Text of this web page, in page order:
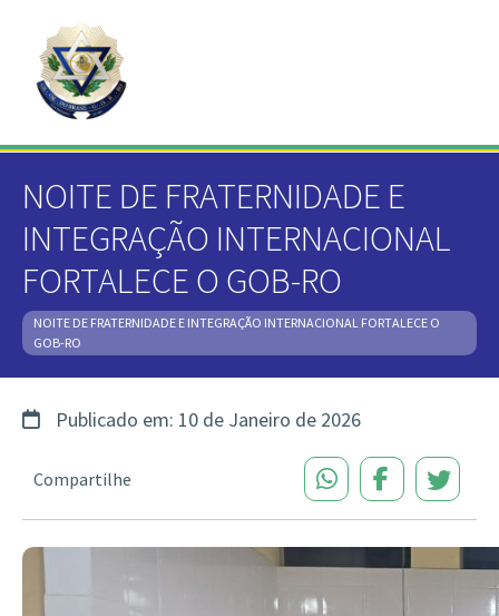
NOITE DE FRATERNIDADE E
INTEGRAÇÃO INTERNACIONAL
FORTALECE O GOB-RO
NOITE DE FRATERNIDADE E INTEGRAÇÃO INTERNACIONAL FORTALECE O
GOB-RO
Publicado em: 10 de Janeiro de 2026
Compartilhe